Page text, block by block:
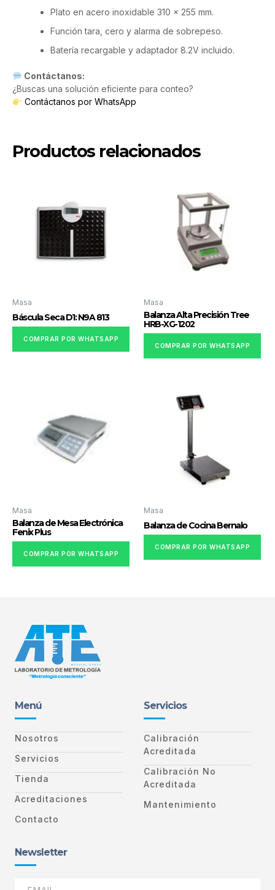
Plato en acero inoxidable 310 x 255 mm.
Función tara, cero y alarma de sobrepeso.
Batería recargable y adaptador 8.2V incluido.
Contáctanos:
¿Buscas una solución eficiente para conteo?
Contáctanos por WhatsApp
Productos relacionados
Masa
Báscula Seca D1: N9A 813
COMPRAR POR WHATSAPP
Masa
Balanza Alta Precisión Tree
HRB-XG-1202
COMPRAR POR WHATSAPP
Masa
Balanza de Mesa Electrónica
Fenix Plus
COMPRAR POR WHATSAPP
Masa
Balanza de Cocina Bernalo
COMPRAR POR WHATSAPP
Menú
Nosotros
Servicios
Tienda
Acreditaciones
Contacto
Servicios
Calibración
Acreditada
Calibración No
Acreditada
Mantenimiento
Newsletter